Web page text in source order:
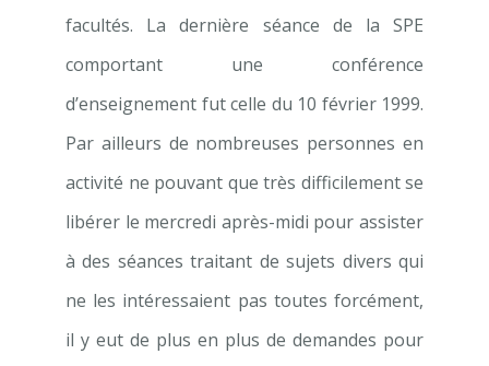
facultés. La dernière séance de la SPE
comportant une conférence
d’enseignement fut celle du 10 février 1999.
Par ailleurs de nombreuses personnes en
activité ne pouvant que très difficilement se
libérer le mercredi après-midi pour assister
à des séances traitant de sujets divers qui
ne les inté­ressaient pas toutes forcément,
il y eut de plus en plus de demandes pour